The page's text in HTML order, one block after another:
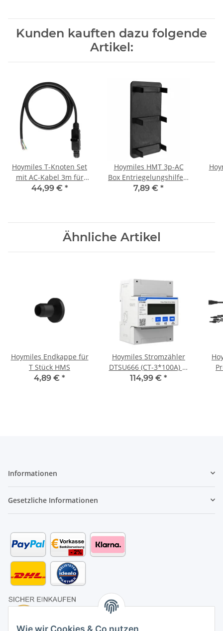
Kunden kauften dazu folgende
Artikel:
Hoymiles T-Knoten Set
mit AC-Kabel 3m für
HMT-Inverter
44,99 € *
Hoymiles HMT 3p-AC
Box Entriegelungshilfe T
Knoten
7,89 € *
Ähnliche Artikel
Hoymiles Endkappe für
T Stück HMS
4,89 € *
Hoymiles Stromzähler
DTSU666 (CT-3*100A) 3-
phasig
114,99 € *
Informationen
Gesetzliche Informationen